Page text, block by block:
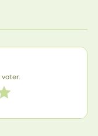
voter.
de 1 à 5 étoiles
5 étoiles